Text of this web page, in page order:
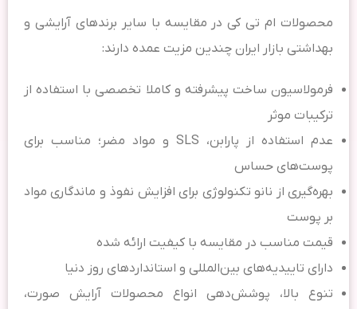
محصولات ام تی کی در مقایسه با سایر برندهای آرایشی و
بهداشتی بازار ایران چندین مزیت عمده دارند:
فرمولاسیون ساخت پیشرفته و کاملا تخصصی با استفاده از
ترکیبات موثر
عدم استفاده از پارابن، SLS و مواد مضر؛ مناسب برای
پوست‌های حساس
بهره‌گیری از نانو تکنولوژی برای افزایش نفوذ و ماندگاری مواد
بر پوست
قیمت مناسب در مقایسه با کیفیت ارائه شده
دارای تاییدیه‌های بین‌المللی و استانداردهای روز دنیا
تنوع بالا، پوشش‌دهی انواع محصولات آرایش صورت،